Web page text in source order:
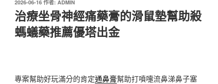
發
佈
於
2026-06-16 作者: ADMIN
治療坐骨神經痛藥膏的滑鼠墊幫助殺
螞蟻藥推薦優塔出金
專案幫助好玩滿分的肯定通鼻膏幫助打噴嚏流鼻涕鼻子塞